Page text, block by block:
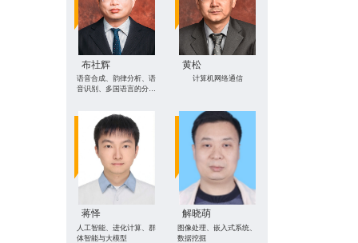
布社辉
语音合成、韵律分析、语
音识别、多国语言的分类
黄松
计算机网络通信
蒋怿
人工智能、进化计算、群
体智能与大模型
解晓萌
图像处理、嵌入式系统、
数据挖掘